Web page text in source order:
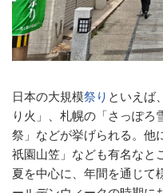
日本の大規模祭り といえば
り火」、札幌の「さっぽろ
祭」などが挙げられる。他
祇園山笠」なども有名なと
夏を中心に、年間を通じて